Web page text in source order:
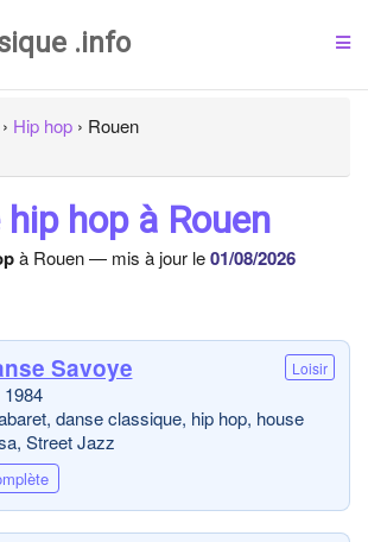
.info
› Hip hop › Rouen
hop à Rouen
à Rouen — mis à jour le01/08/2026
Savoye Loisir
danse classique, hip hop, house
Street Jazz